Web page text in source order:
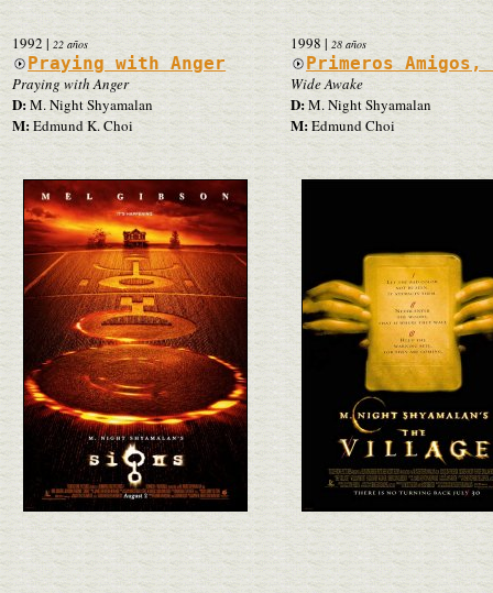
1992 | 22 años
Praying with Anger
Praying with Anger
D:M. Night Shyamalan
M:Edmund K. Choi
1998 | 28 años
Primeros Amigos,
Wide Awake
D:M. Night Shyamalan
M:Edmund Choi